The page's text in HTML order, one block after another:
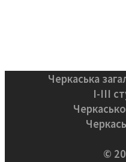
Черкаська
І-ІІІ
©